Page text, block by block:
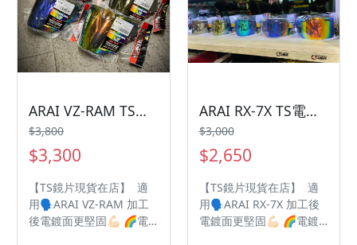
ARAI VZ-RAM TS電鍍片
$3,800
$3,300
【TS鏡片現貨在店】 適
用🗣ARAI VZ-RAM 加工
後電鍍面更堅固💪🏻 🌈電
ARAI RX-7X TS電鍍片
$3,000
$2,650
【TS鏡片現貨在店】 適
用🗣ARAI RX-7X 加工後
電鍍面更堅固💪🏻 🌈電鍍